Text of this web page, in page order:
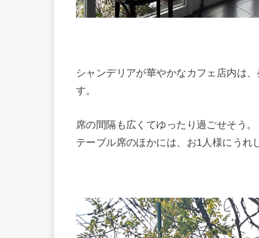
シャンデリアが華やかなカフェ店内は
す。
席の間隔も広くてゆったり過ごせそう。
テーブル席のほかには、お1人様にうれ